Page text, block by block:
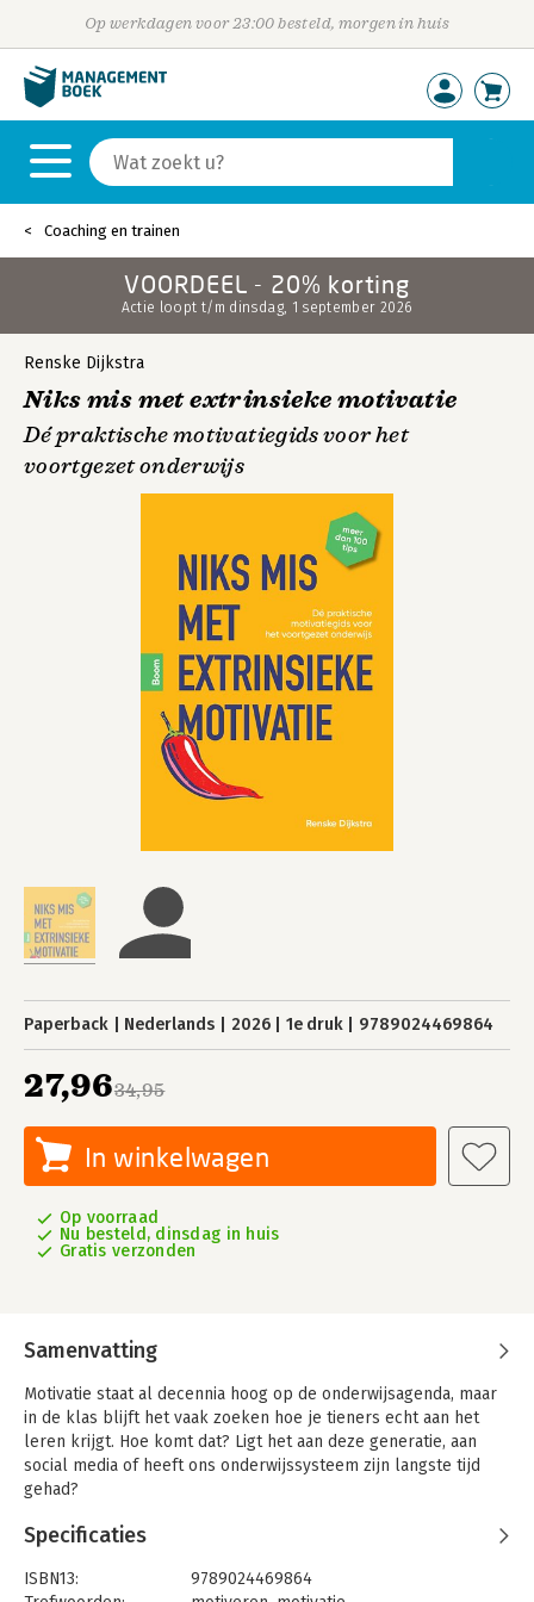
Op werkdagen voor 23:00 besteld, morgen in huis
Coaching en trainen
VOORDEEL - 20% korting
Actie loopt t/m dinsdag, 1 september 2026
Renske Dijkstra
Niks mis met extrinsieke motivatie
Dé praktische motivatiegids voor het
voortgezet onderwijs
Paperback Nederlands 2026 1e druk 9789024469864
34,95
27,96
In winkelwagen
Op voorraad
Nu besteld, dinsdag in huis
Gratis verzonden
Samenvatting
Motivatie staat al decennia hoog op de onderwijsagenda, maar
in de klas blijft het vaak zoeken hoe je tieners echt aan het
leren krijgt. Hoe komt dat? Ligt het aan deze generatie, aan
social media of heeft ons onderwijssysteem zijn langste tijd
gehad?
In een wereld vol afleiding is gerichte aandacht schaars en
kwetsbaar. Leerlingen hebben hun leraren daarom harder
nodig dan ooit. Zonder richting, structuur en houvast komen
Specificaties
ISBN13:
9789024469864